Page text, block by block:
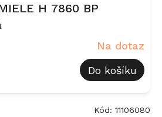
H 7860 BP
Na dotaz
Do košíku
Kód: 11106080